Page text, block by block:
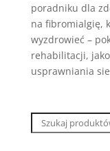
poradniku dla
na fibromialgię,
wyzdrowieć –
rehabilitacji,
usprawniania
Szukaj: